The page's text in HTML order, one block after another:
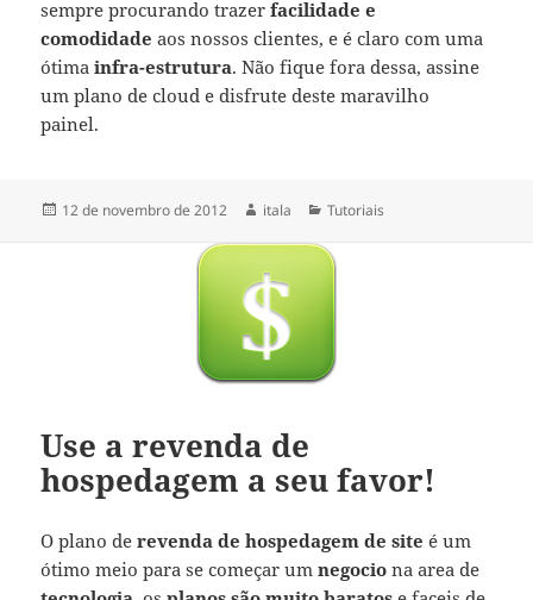
sempre procurando trazerfacilidade e
comodidade aos nossos clientes, e é claro com uma
ótimainfra-estrutura. Não fique fora dessa, assine
um plano de cloud e disfrute deste maravilho
painel.
Publicado
12 de novembro de 2012 Autor
itala Categorias
Tutoriais
Use a revenda de
hospedagem a seu favor!
O plano de revenda de hospedagem de site é um
ótimo meio para se começar umnegocio na area de